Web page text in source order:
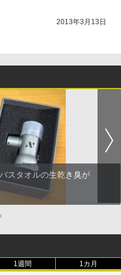
2013年3月13日
スタオルの生乾き臭が
1週間 1カ月